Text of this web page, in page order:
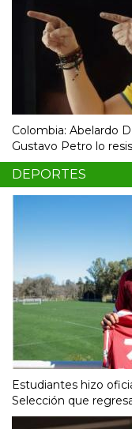
Colombia: Abelardo
Gustavo Petro lo
DEPORTES
Estudiantes hizo
Selección que